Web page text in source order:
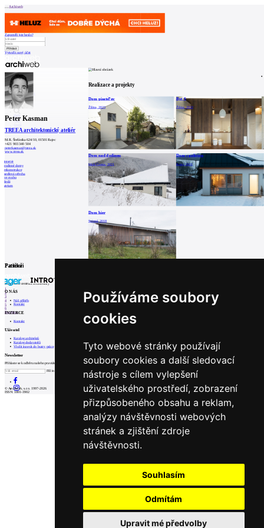
Používáme soubory
cookies
Tyto webové stránky používají
soubory cookies a další sledovací
nástroje s cílem vylepšení
uživatelského prostředí, zobrazení
přizpůsobeného obsahu a reklam,
analýzy návštěvnosti webových
stránek a zjištění zdroje
návštěvnosti.
Souhlasím
Odmítám
Upravit mé předvolby
Archiweb
Zapoměli jste heslo?
Vytvořit nový účet
Zprávy
Architekti
Stavby
Katalog
E-shop
Burza práce
en
Peter Kasman
TREEA architektonický ateliér
M.R. Štefánika 624/10, 01501 Rajec
+421 903 340 504
peterkasman@treea.sk
www.treea.sk
interiér
rodinné domy
rekonstrukce
sedlová střecha
ve svahu
šedá
atrium
Realizace a projekty
Dom pisateľov
Žilina, 2023
Byt S
Žilina, 2022
Dom nad dedinou
Malá Čierna, 2021
Dom s galériou
Rajec, 2021
Dom hier
Svinná, 2018
Partneři
1
2
3
4
5
6
PrevNext
Patička
internetové centrum architektury
O NÁS
Náš příběh
Kontakt
INZERCE
Kontakt
Uživatel
Katalog architektů
Katalog dodavatelů
Vložit inzerát do burzy práce
Newsletter
Přihlaste se k odběru našeho pravidelného týdenního newsletteru:
Fill in „nospam“
© Archiweb, s.r.o. 1997-2026
ISSN: 1801-3902